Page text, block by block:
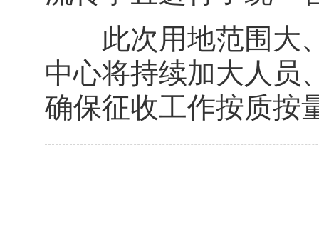
此次用地范围大、
中心将持续加大人员
确保征收工作按质按